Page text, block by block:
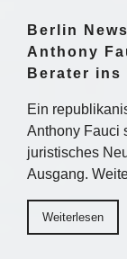
Berlin
Anthony
Berater ins
Ein
Anthony Fauci
juristisches
Ausgang.
Weiterlesen